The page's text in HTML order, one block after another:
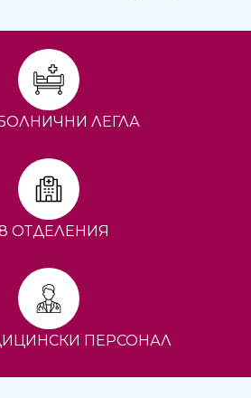
БОЛНИЧНИ ЛЕГЛА
ОТДЕЛЕНИЯ
ПЕРСОНАЛ